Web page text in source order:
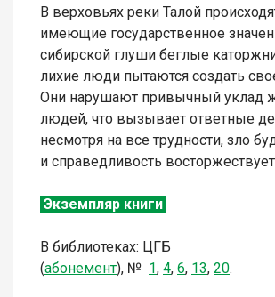
В верховьях реки Талой
имеющие государственное
сибирской глуши беглые
лихие люди пытаются создать
Они нарушают привычный уклад
людей, что вызывает ответные
несмотря на все трудности, зло
и справедливость
Экземпляр книги
В библиотеках: ЦГБ
(абонемент), № 1, 4, 6, 13, 20.